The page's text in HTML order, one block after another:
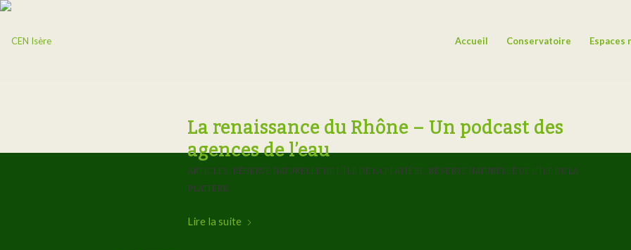
Accueil Conservatoire Espaces
La renaissance du Rhône – Un podcast des
agences de l’eau
ARTICLES, RÉSERVE NATURELLE DE L'ÎLE DE LA PLATIÈRE, RÉSERVE NATURELLE DE L'ÎLE DE LA
PLATIÈRE
Lire la suite